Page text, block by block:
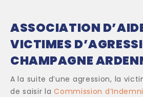
ASSOCIATION
VICTIMES
CHAMPAGNE
A la suite d’une agression, la
de saisir laCommission